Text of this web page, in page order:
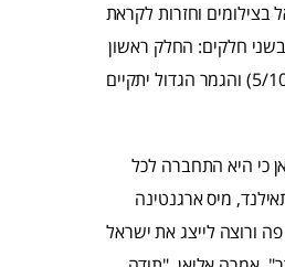
וחזרות לקראת
חלקים: החלק ראשון
יתקיים ביום חמישי הקרוב (5/10) והגמר הגדול יתקיים
כי היא התחברה לכל
מיס ארגנטינה
ורוצה לייצג את ישראל